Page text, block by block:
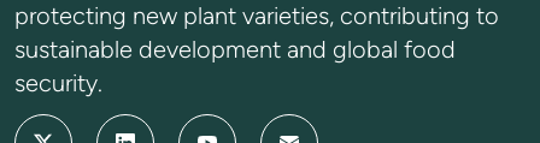
protecting new plant varieties, contributing to
sustainable development and global food
security.